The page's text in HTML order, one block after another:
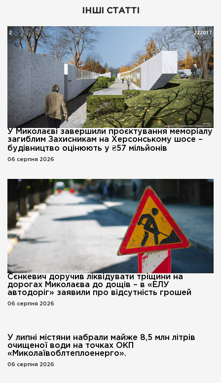
ІНШІ СТАТТІ
У Миколаєві завершили проєктування меморіалу
загиблим Захисникам на Херсонському шосе –
будівництво оцінюють у ₴57 мільйонів
06 серпня 2026
Сєнкевич доручив ліквідувати тріщини на
дорогах Миколаєва до дощів – в «ЕЛУ
автодоріг» заявили про відсутність грошей
06 серпня 2026
У липні містяни набрали майже 8,5 млн літрів
очищеної води на точках ОКП
«Миколаївоблтеплоенерго».
06 серпня 2026